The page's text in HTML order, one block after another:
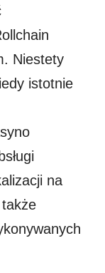
Niestety
istotnie
na